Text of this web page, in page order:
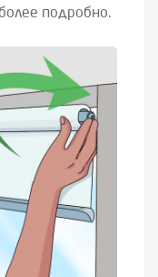
подробно.